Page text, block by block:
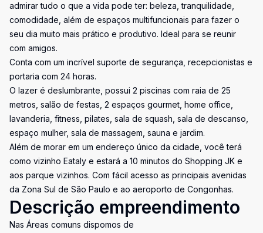
admirar tudo o que a vida pode ter: beleza, tranquilidade,
comodidade, além de espaços multifuncionais para fazer o
seu dia muito mais prático e produtivo. Ideal para se reunir
com amigos.
Conta com um incrível suporte de segurança, recepcionistas e
portaria com 24 horas.
O lazer é deslumbrante, possui 2 piscinas com raia de 25
metros, salão de festas, 2 espaços gourmet, home office,
lavanderia, fitness, pilates, sala de squash, sala de descanso,
espaço mulher, sala de massagem, sauna e jardim.
Além de morar em um endereço único da cidade, você terá
como vizinho Eataly e estará a 10 minutos do Shopping JK e
aos parque vizinhos. Com fácil acesso as principais avenidas
da Zona Sul de São Paulo e ao aeroporto de Congonhas.
Descrição empreendimento
Nas Áreas comuns dispomos de